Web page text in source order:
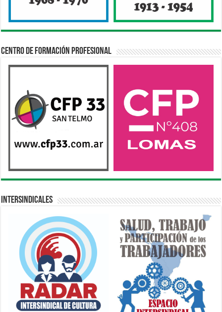
Centro de Formación Profesional
Intersindicales